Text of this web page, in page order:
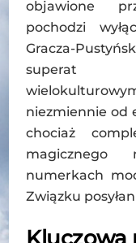
objawione
pochodzi
Gracza-
superat
niezmiennie od
chociaż
magicznego
numerkach
Związku
Kluczowa